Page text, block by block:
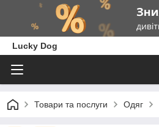
Lucky Dog
Товари та послуги Одяг